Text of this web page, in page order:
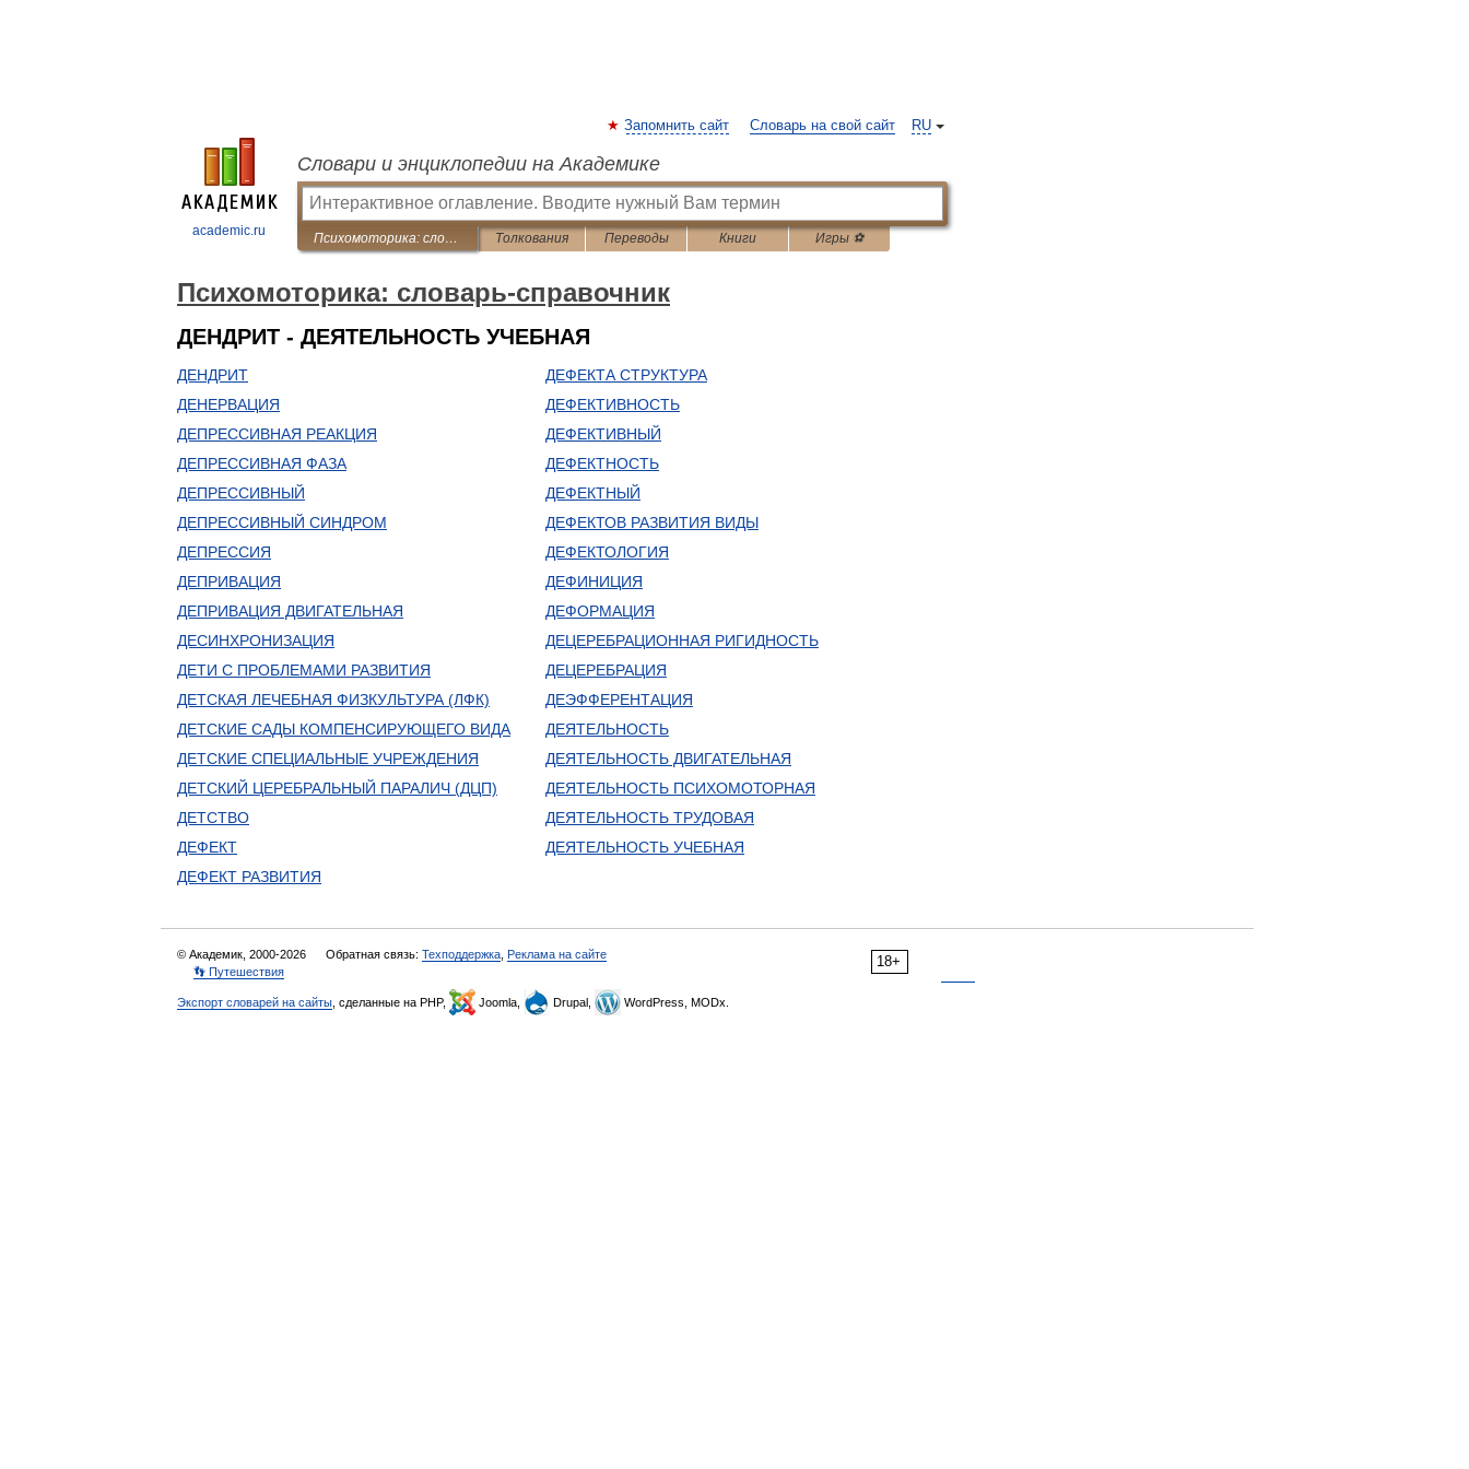
academic.ru
RU
Запомнить сайт Словарь на свой сайт
Словари и энциклопедии на Академике
Психомоторика: cловарь-справочник Толкования Переводы Книги Игры ⚽
Психомоторика: cловарь-справочник
ДЕНДРИТ - ДЕЯТЕЛЬНОСТЬ УЧЕБНАЯ
ДЕНДРИТ
ДЕНЕРВАЦИЯ
ДЕПРЕССИВНАЯ РЕАКЦИЯ
ДЕПРЕССИВНАЯ ФАЗА
ДЕПРЕССИВНЫЙ
ДЕПРЕССИВНЫЙ СИНДРОМ
ДЕПРЕССИЯ
ДЕПРИВАЦИЯ
ДЕПРИВАЦИЯ ДВИГАТЕЛЬНАЯ
ДЕСИНХРОНИЗАЦИЯ
ДЕТИ С ПРОБЛЕМАМИ РАЗВИТИЯ
ДЕТСКАЯ ЛЕЧЕБНАЯ ФИЗКУЛЬТУРА (ЛФК)
ДЕТСКИЕ САДЫ КОМПЕНСИРУЮЩЕГО ВИДА
ДЕТСКИЕ СПЕЦИАЛЬНЫЕ УЧРЕЖДЕНИЯ
ДЕТСКИЙ ЦЕРЕБРАЛЬНЫЙ ПАРАЛИЧ (ДЦП)
ДЕТСТВО
ДЕФЕКТ
ДЕФЕКТ РАЗВИТИЯ
ДЕФЕКТА СТРУКТУРА
ДЕФЕКТИВНОСТЬ
ДЕФЕКТИВНЫЙ
ДЕФЕКТНОСТЬ
ДЕФЕКТНЫЙ
ДЕФЕКТОВ РАЗВИТИЯ ВИДЫ
ДЕФЕКТОЛОГИЯ
ДЕФИНИЦИЯ
ДЕФОРМАЦИЯ
ДЕЦЕРЕБРАЦИОННАЯ РИГИДНОСТЬ
ДЕЦЕРЕБРАЦИЯ
ДЕЭФФЕРЕНТАЦИЯ
ДЕЯТЕЛЬНОСТЬ
ДЕЯТЕЛЬНОСТЬ ДВИГАТЕЛЬНАЯ
ДЕЯТЕЛЬНОСТЬ ПСИХОМОТОРНАЯ
ДЕЯТЕЛЬНОСТЬ ТРУДОВАЯ
ДЕЯТЕЛЬНОСТЬ УЧЕБНАЯ
18+
© Академик, 2000-2026 Обратная связь: Техподдержка Реклама на сайте
👣 Путешествия
Экспорт словарей на сайты , сделанные на PHP, Joomla, Drupal, WordPress, MODx.